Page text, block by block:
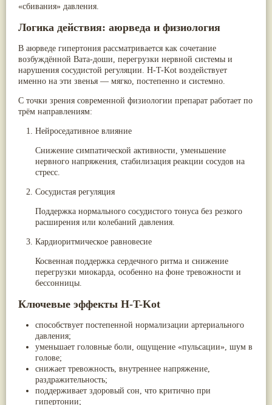
«сбивания» давления.
Логика действия: аюрведа и физиология
В аюрведе гипертония рассматривается как сочетание
возбуждённой Вата-доши , перегрузки нервной системы и
нарушения сосудистой регуляции. H-T-Kot воздействует
именно на эти звенья — мягко, постепенно и системно.
С точки зрения современной физиологии препарат работает по
трём направлениям:
Нейроседативное влияние
Снижение симпатической активности, уменьшение
нервного напряжения, стабилизация реакции сосудов на
стресс.
Сосудистая регуляция
Поддержка нормального сосудистого тонуса без резкого
расширения или колебаний давления.
Кардиоритмическое равновесие
Косвенная поддержка сердечного ритма и снижение
перегрузки миокарда, особенно на фоне тревожности и
бессонницы.
Ключевые эффекты H-T-Kot
способствует постепенной нормализации артериального
давления;
уменьшает головные боли, ощущение «пульсации», шум в
голове;
снижает тревожность, внутреннее напряжение,
раздражительность;
поддерживает здоровый сон, что критично при
гипертонии;
Паслён черный(13)
Коричник цейлонский(12)
Розовая соль(12)
Сверция(12)
Виноград(11)
Каменная соль (11)
Мукуна жгучая
(11)
Патала(11)
Соссюрея/кушта(11)
Турпет(11)
Алойное дерево
Пармелия(10)
Ашока(9)
Вишня гималайская(9)
Данти
Мурва (9)
Птерокарпус мешковидный(9)
Юстиция сосудистая/Васака(9)
Жасмин(8)
Касторовое масло(8)
Мята(8)
Пушкара(8)
more...